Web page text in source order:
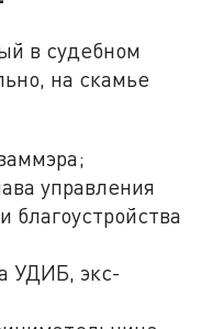
в судебном
на скамье
управления
благоустройства
УДИБ, экс-